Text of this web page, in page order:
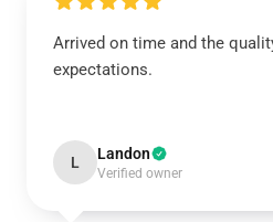
Arrived on time and the
expectations.
L Landon
Verified owner